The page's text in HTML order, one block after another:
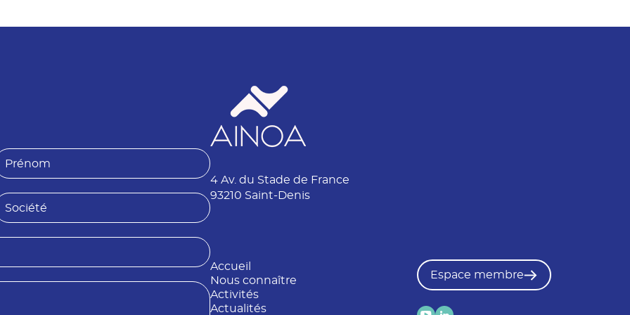
4 Av. du Stade de France
93210 Saint-Denis
Accueil
Nous connaître
Activités
Actualités
Espace membre